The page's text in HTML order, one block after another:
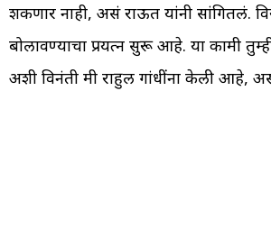
शकणार नाही, असं राऊत यांनी सांगितलं.
बोलावण्याचा प्रयत्न सुरू आहे. या कामी
अशी विनंती मी राहुल गांधींना केली आहे,